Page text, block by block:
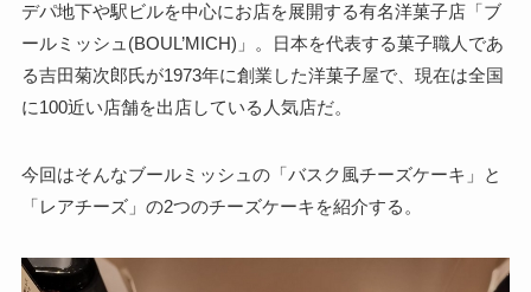
デパ地下や駅ビルを中心にお店を展開する有名洋菓子店「ブ
ールミッシュ(BOUL’MICH)」。日本を代表する菓子職人であ
る吉田菊次郎氏が1973年に創業した洋菓子屋で、現在は全国
に100近い店舗を出店している人気店だ。
今回はそんなブールミッシュの「バスク風チーズケーキ」と
「レアチーズ」の2つのチーズケーキを紹介する。